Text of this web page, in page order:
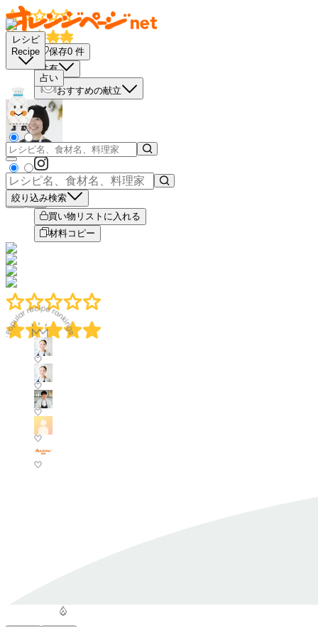
レシピ
Recipe
占い
絞り込み検索
保存0 件
共有
おすすめの献立
－
＋
買い物リストに入れる
材料コピー